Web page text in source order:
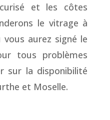
et les côtes
le vitrage à
aurez signé le
tous problèmes
sur la disponibilité
et Moselle.